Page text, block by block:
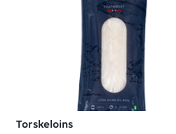
Torskeloins